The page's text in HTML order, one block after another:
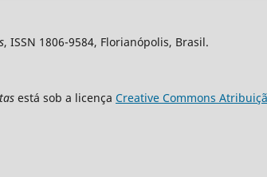
, ISSN 1806-9584, Florianópolis, Brasil.
está sob a licença Creative Commons